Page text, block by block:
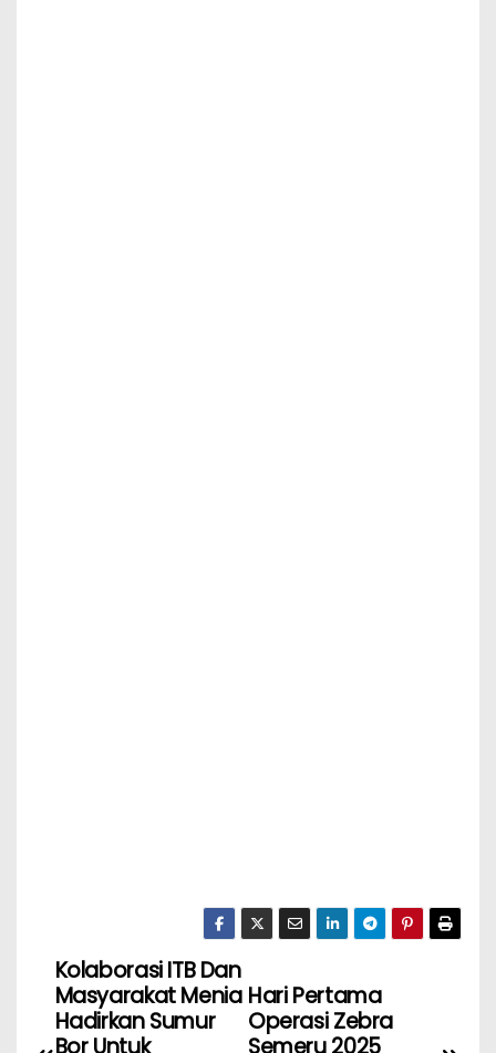
Hari Pertama
Operasi Zebra
Semeru 2025
Kolaborasi ITB Dan
Masyarakat Menia
Hadirkan Sumur
Bor Untuk